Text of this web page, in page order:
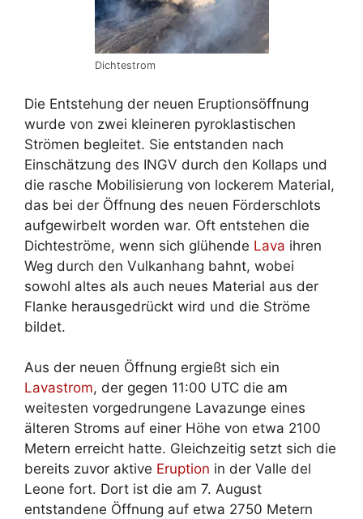
Dichtestrom
Die Entstehung der neuen Eruptionsöffnung
wurde von zwei kleineren pyroklastischen
Strömen begleitet. Sie entstanden nach
Einschätzung des INGV durch den Kollaps und
die rasche Mobilisierung von lockerem Material,
das bei der Öffnung des neuen Förderschlots
aufgewirbelt worden war. Oft entstehen die
Dichteströme, wenn sich glühende Lava ihren
Weg durch den Vulkanhang bahnt, wobei
sowohl altes als auch neues Material aus der
Flanke herausgedrückt wird und die Ströme
bildet.
Aus der neuen Öffnung ergießt sich ein
Lavastrom, der gegen 11:00 UTC die am
weitesten vorgedrungene Lavazunge eines
älteren Stroms auf einer Höhe von etwa 2100
Metern erreicht hatte. Gleichzeitig setzt sich die
bereits zuvor aktive Eruption in der Valle del
Leone fort. Dort ist die am 7. August
entstandene Öffnung auf etwa 2750 Metern